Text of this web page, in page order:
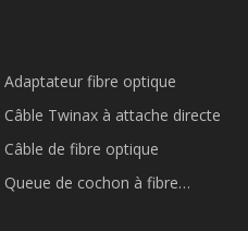
Adaptateur fibre optique
Câble Twinax à attache directe
Câble de fibre optique
Queue de cochon à fibre